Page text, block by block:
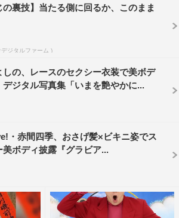
の裏技】当たる側に回るか、このまま
デジタルファーム )
しの、レースのセクシー衣装で美ボデ
ジタル写真集「いまを艶やかに...
・赤間四季、おさげ髪×ビキニ姿でス
美ボディ披露『グラビア...